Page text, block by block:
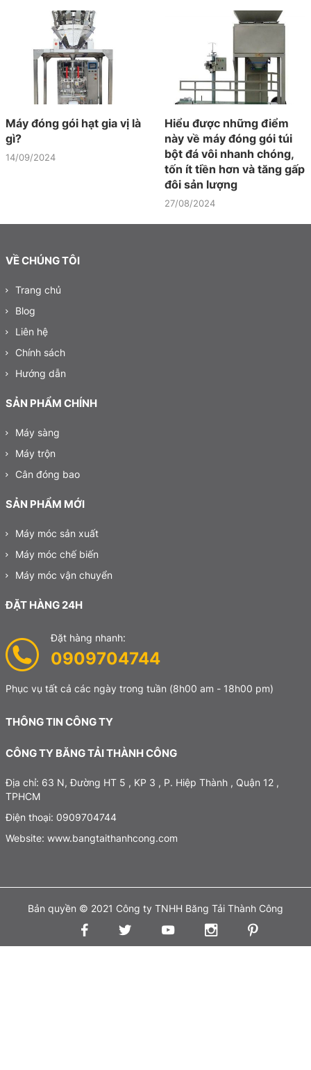
Máy đóng gói hạt gia vị là
gì?
14/09/2024
Hiểu được những điểm
này về máy đóng gói túi
bột đá vôi nhanh chóng,
tốn ít tiền hơn và tăng gấp
đôi sản lượng
27/08/2024
VỀ CHÚNG TÔI
Trang chủ
Blog
Liên hệ
Chính sách
Hướng dẫn
SẢN PHẨM CHÍNH
Máy sàng
Máy trộn
Cân đóng bao
SẢN PHẨM MỚI
Máy móc sản xuất
Máy móc chế biến
Máy móc vận chuyển
ĐẶT HÀNG 24H
Đặt hàng nhanh:
0909704744
Phục vụ tất cả các ngày trong tuần (8h00 am - 18h00 pm)
THÔNG TIN CÔNG TY
CÔNG TY BĂNG TẢI THÀNH CÔNG
Địa chỉ: 63 N, Đường HT 5 , KP 3 , P. Hiệp Thành , Quận 12 ,
TPHCM
Điện thoại: 0909704744
Website: www.bangtaithanhcong.com
Bản quyền © 2021 Công ty TNHH Băng Tải Thành Công